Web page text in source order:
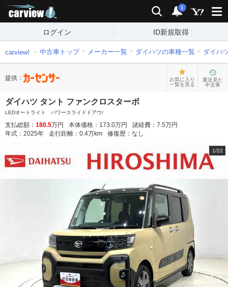
検索 通知
i
ログイン ID新規取得
carview! 中古車トップ メーカー一覧 ダイハツの車種一覧 ダイハ
提供：
お気に入り
一覧を見る
最近見た
中古車
ダイハツ タント ファンクロスターボ
LEDオートライト パワースライドドアウ/
支払総額： 180.5万円 本体価格： 173.0万円 諸経費： 7.5万円
年式： 2025年 走行距離： 0.4万km 修復歴： なし
1/22